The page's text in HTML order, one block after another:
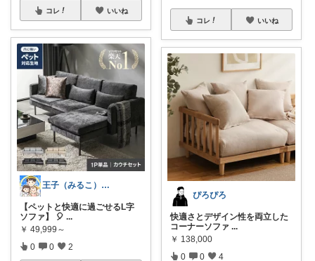
コレ いいね
王子（みるこ）👑便利グッズ×QOL向上
【ペットと快適に過ごせるL字
ソファ】 🎈 ...
￥ 49,999～
0 0 2
コレ いいね
ぴろぴろ
快適さとデザイン性を両立した
コーナーソファ ...
￥ 138,000
0 0 4